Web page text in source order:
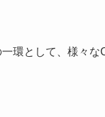
環として、様々